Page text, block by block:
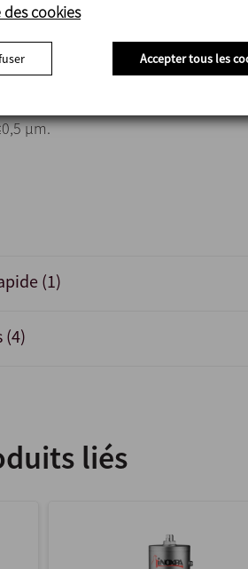
de serrage.
μm.
(1)
(4)
liés
cookies
Accepter tous les